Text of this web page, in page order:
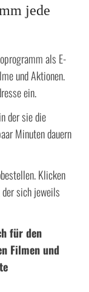
jede
als E-
und Aktionen.
ein.
der sie die
Minuten dauern
Klicken
der sich jeweils
für den
Filmen und